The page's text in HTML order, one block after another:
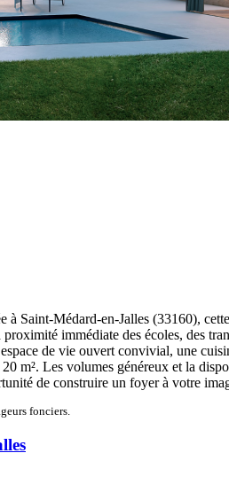
à Saint-Médard-en-Jalles (33160),
immédiate des écoles, des
de vie ouvert convivial, une
m². Les volumes généreux et la
de construire un foyer à votre
fonciers.